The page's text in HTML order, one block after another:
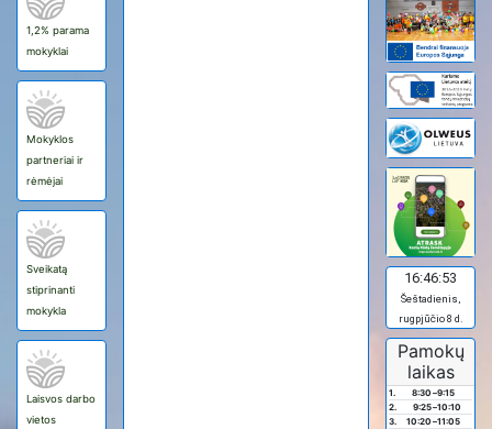
1,2% parama
mokyklai
Mokyklos
partneriai ir
rėmėjai
Sveikatą
stiprinanti
mokykla
Laisvos darbo
vietos
16:46:53
Šeštadienis,
rugpjūčio 8 d.
Pamokų
laikas
1. 8:30 –9:15
2.
9:25–10:10
3.
10:20 –11:05